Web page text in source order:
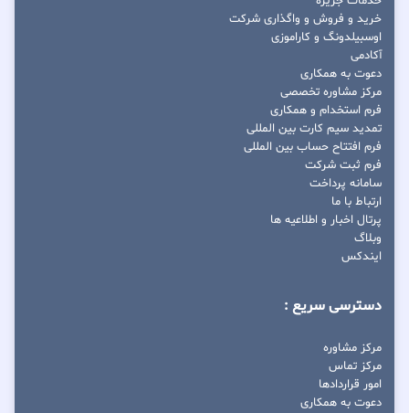
خرید و فروش و واگذاری شرکت
اوسبیلدونگ و کاراموزی
آکادمی
دعوت به همکاری
مرکز مشاوره تخصصی
فرم استخدام و همکاری
تمدید سیم کارت بین المللی
فرم افتتاح حساب بین المللی
فرم ثبت شرکت
سامانه پرداخت
ارتباط با ما
پرتال اخبار و اطلاعیه ها
وبلاگ
ایندکس
دسترسی سریع :
مرکز مشاوره
مرکز تماس
امور قراردادها
دعوت به همکاری